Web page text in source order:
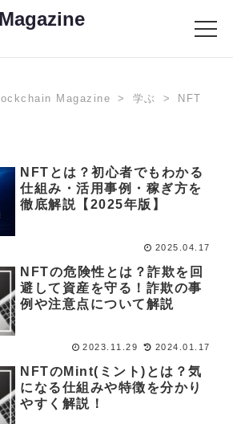
Magazine 学ぶ NFT
NFTとは？初心者でもわかる
仕組み・活用事例・稼ぎ方を
徹底解説【2025年版】
2025.04.17
NFTの危険性とは？詐欺を回
避して資産を守る！詐欺の事
例や注意点について解説
2023.11.29 2024.01.17
NFTのMint(ミント)とは？気
になる仕組みや特徴を分かり
やすく解説！